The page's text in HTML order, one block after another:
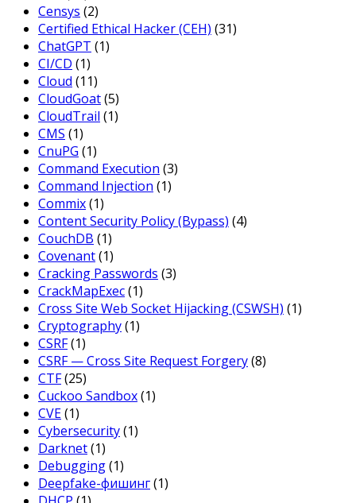
Censys (2)
Certified Ethical Hacker (CEH) (31)
ChatGPT (1)
CI/CD (1)
Cloud (11)
CloudGoat(5)
CloudTrail (1)
CMS (1)
CnuPG (1)
Command Execution (3)
Command Injection (1)
Commix(1)
Content Security Policy (Bypass) (4)
CouchDB (1)
Covenant(1)
Cracking Passwords (3)
CrackMapExec(1)
Cross Site Web Socket Hijacking (CSWSH) (1)
Cryptography(1)
CSRF(1)
CSRF — Cross Site Request Forgery(8)
CTF(25)
Cuckoo Sandbox(1)
CVE(1)
Cybersecurity(1)
Darknet(1)
Debugging(1)
Deepfake-фишинг(1)